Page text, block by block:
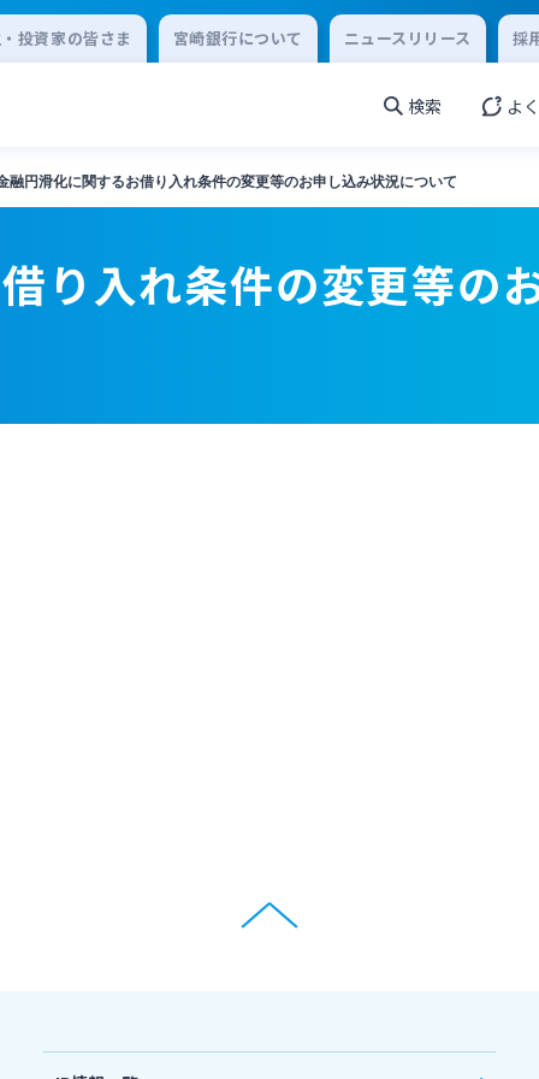
投資家の皆さま 宮崎銀行について ニュースリリース 採
検索 よ
融円滑化に関するお借り入れ条件の変更等のお申し込み状況について
り入れ条件の変更等の